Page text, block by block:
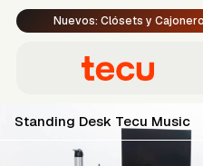
Nuevos: Clósets y
Standing Desk Tecu Music